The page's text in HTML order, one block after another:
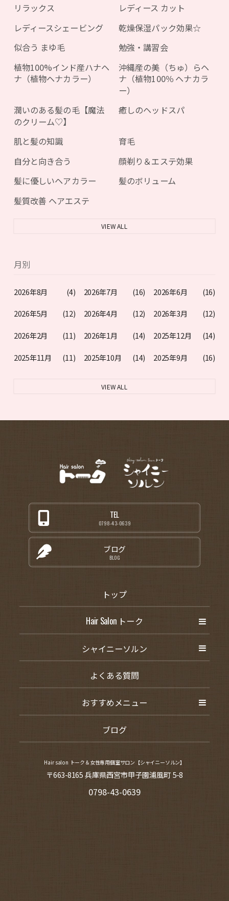
リラックス
レディース カット
レディースシェービング
乾燥保湿パック効果☆
似合う まゆ毛
勉強・講習会
植物100%インド産ハナヘ
ナ（植物ヘナカラー）
沖縄産の美（ちゅ）らヘ
ナ（植物100％ ヘナカラ
ー）
潤いのある髪の毛【魔法
のクリーム♡】
癒しのヘッドスパ
肌と髪の知識
育毛
自分と向き合う
顔剃り＆エステ効果
髪に優しいヘアカラー
髪のボリューム
髪質改善 ヘアエステ
VIEW ALL
月別
2026年8月 (4) 2026年7月 (16) 2026年6月 (16)
2026年5月 (12) 2026年4月 (12) 2026年3月 (12)
2026年2月 (11) 2026年1月 (14) 2025年12月 (14)
2025年11月 (11) 2025年10月 (14) 2025年9月 (16)
VIEW ALL
TEL
0798-43-0639
ブログ
BLOG
トップ
Hair Salon トーク
シャイニーソルン
よくある質問
おすすめメニュー
ブログ
Hair salon トーク＆女性専用個室サロン【シャイニーソルン】
〒663-8165 兵庫県西宮市甲子園浦風町 5-8
0798-43-0639